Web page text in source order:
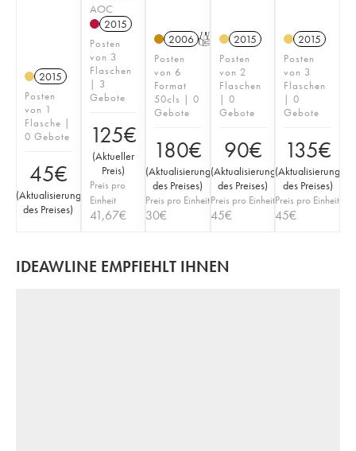
2015
Posten
von 1
Flasche |
0 Gebote
45€
(Aktualisierung
des Preises)
AOC
2015
Posten
von 3
Flaschen
| 3
Gebote
125€
(Aktueller
Preis)
Preis pro
Einheit
41,67€
2006 T
Posten
von 6
Format
50cls | 0
Gebote
180€
(Aktualisierung
des Preises)
Preis pro Einheit
30€
2015
Posten
von 2
Flaschen
| 0
Gebote
90€
(Aktualisierung
des Preises)
Preis pro Einheit
45€
2015
Posten
von 3
Flaschen
| 0
Gebote
135€
(Aktualisierung
des Preises)
Preis pro Einheit
45€
IDEAWLINE EMPFIEHLT IHNEN